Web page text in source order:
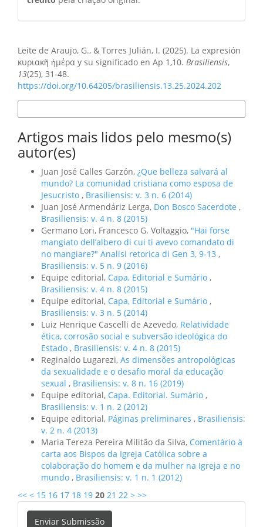
Leite de Araujo, G., & Torres Julián, I. (2025). La expresión
κυριακῆ ἡμέρα y su significado en Ap 1,10. Brasiliensis,
13(25), 31-48.
https://doi.org/10.64205/brasiliensis.13.25.2024.202
Artigos mais lidos pelo mesmo(s)
autor(es)
Juan José Calles Garzón, ¿Que belleza salvará al
mundo? La comunidad cristiana como esposa de
Jesucristo , Brasiliensis: v. 3 n. 6 (2014)
Juan José Armendáriz Lerga, Don Bosco Sacerdote ,
Brasiliensis: v. 4 n. 8 (2015)
Germano Lori, Francesco G. Voltaggio, "Hai forse
mangiato dell’albero di cui ti avevo comandato di
no mangiare?" Analisi retorica di Gen 3, 9-13 ,
Brasiliensis: v. 5 n. 9 (2016)
Equipe editorial, Capa, Editorial e Sumário ,
Brasiliensis: v. 4 n. 8 (2015)
Equipe editorial, Capa, Editorial e Sumário ,
Brasiliensis: v. 3 n. 5 (2014)
Luiz Henrique Cascelli de Azevedo, Relatividade
ética, corrosão social e subversão ideológica do
Estado , Brasiliensis: v. 4 n. 8 (2015)
Reginaldo Lugarezi, As dimensões antropológicas
da sexualidade e o desafio moral da educação
sexual , Brasiliensis: v. 8 n. 16 (2019)
Equipe editorial, Capa. Editorial. Sumário ,
Brasiliensis: v. 1 n. 2 (2012)
Equipe editorial, Páginas preliminares , Brasiliensis:
v. 2 n. 4 (2013)
Maria Tereza Pereira Militão da Silva, Comentário à
carta aos Bispos da Igreja Católica sobre a
colaboração do homem e da mulher na Igreja e no
mundo , Brasiliensis: v. 1 n. 1 (2012)
<< < 15 16 17 18 19 20 21 22 > >>
Enviar
Enviar Submissão